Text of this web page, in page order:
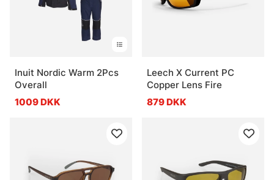
Inuit Nordic Warm 2Pcs
Overall
1009 DKK
Leech X Current PC
Copper Lens Fire
879 DKK